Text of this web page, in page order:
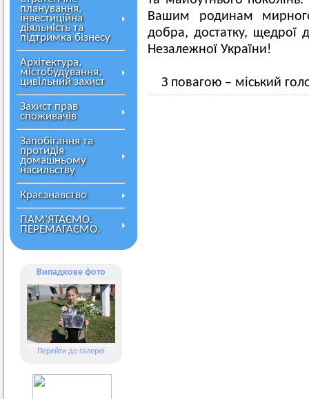
планування,
інвестиційна
діяльність та
підтримка бізнесу
Архітектура,
містобудування,
цивільний захист
Захист прав
споживачів
Запобігання та
протидія
домашньому
насильству
Краєзнавство
ПАМ’ЯТАЄМО.
ПЕРЕМАГАЄМО.
Випадкове фото
Перейти до галереї
Вашим родинам
добра, достатку, щедрої
Незалежної України!
З повагою – міський